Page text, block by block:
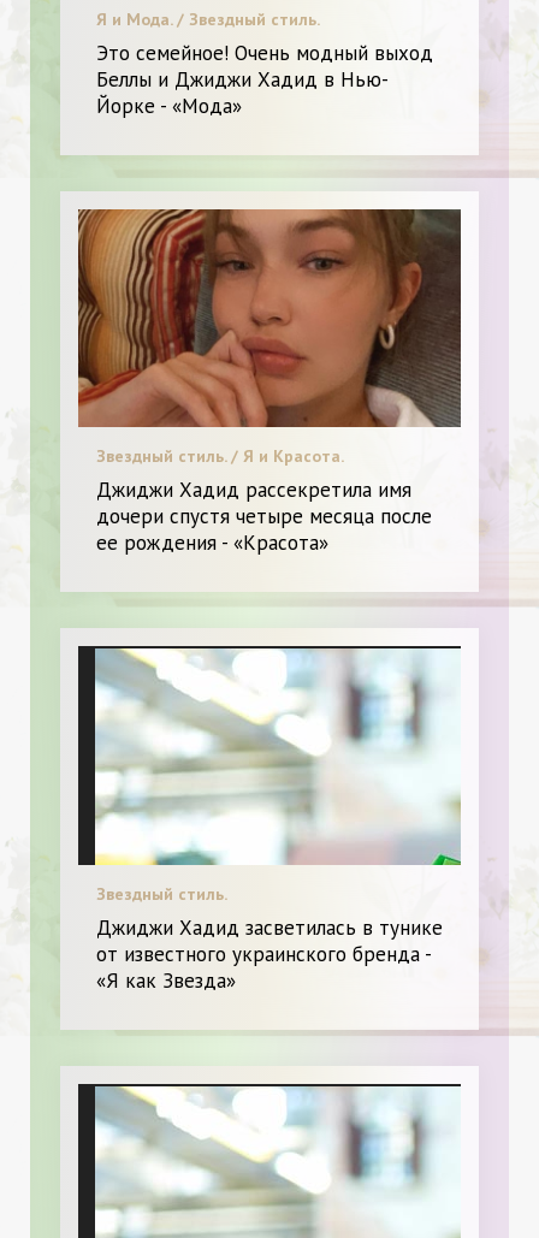
Я и Мода. / Звездный стиль.
Это семейное! Очень модный выход
Беллы и Джиджи Хадид в Нью-
Йорке - «Мода»
Звездный стиль. / Я и Красота.
Джиджи Хадид рассекретила имя
дочери спустя четыре месяца после
ее рождения - «Красота»
Звездный стиль.
Джиджи Хадид засветилась в тунике
от известного украинского бренда -
«Я как Звезда»